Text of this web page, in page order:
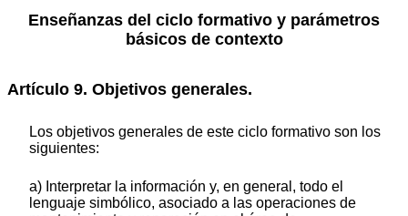
Enseñanzas del ciclo formativo y parámetros
básicos de contexto
Artículo 9. Objetivos generales.
Los objetivos generales de este ciclo formativo son los
siguientes:
a) Interpretar la información y, en general, todo el
lenguaje simbólico, asociado a las operaciones de